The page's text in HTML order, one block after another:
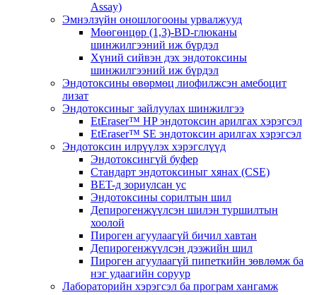
Assay)
Эмнэлзүйн оношлогооны урвалжууд
Мөөгөнцөр (1,3)-BD-глюканы
шинжилгээний иж бүрдэл
Хүний сийвэн дэх эндотоксины
шинжилгээний иж бүрдэл
Эндотоксины өвөрмөц лиофилжсэн амебоцит
лизат
Эндотоксиныг зайлуулах шинжилгээ
EtEraser™ HP эндотоксин арилгах хэрэгсэл
EtEraser™ SE эндотоксин арилгах хэрэгсэл
Эндотоксин илрүүлэх хэрэгслүүд
Эндотоксингүй буфер
Стандарт эндотоксиныг хянах (CSE)
BET-д зориулсан ус
Эндотоксины сорилтын шил
Депирогенжүүлсэн шилэн туршилтын
хоолой
Пироген агуулаагүй бичил хавтан
Депирогенжүүлсэн дээжийн шил
Пироген агуулаагүй пипеткийн зөвлөмж ба
нэг удаагийн соруур
Лабораторийн хэрэгсэл ба програм хангамж